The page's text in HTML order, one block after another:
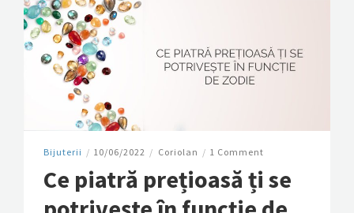
Bijuterii / 10/06/2022 / Coriolan / 1 Comment
Ce piatră prețioasă ți se